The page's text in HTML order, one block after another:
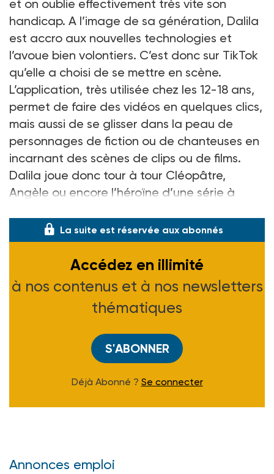
et on oublie effectivement très vite son
handicap. A l’image de sa génération, Dalila
est accro aux nouvelles technologies et
l’avoue bien volontiers. C’est donc sur TikTok
qu’elle a choisi de se mettre en scène.
L’application, très utilisée chez les 12-18 ans,
permet de faire des vidéos en quelques clics,
mais aussi de se glisser dans la peau de
personnages de fiction ou de chanteuses en
incarnant des scènes de clips ou de films.
Dalila joue donc tour à tour Cléopâtre,
Angèle ou encore l’héroïne d’une série à
La suite est réservée aux abonnés
Accédez en illimité
à nos contenus et à nos newsletters
thématiques
S'ABONNER
Déjà Abonné ? Se connecter
Annonces emploi